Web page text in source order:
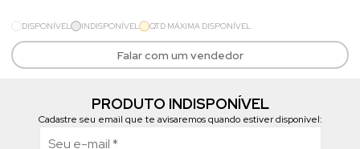
DISPONÍVEL INDISPONÍVEL QTD MÁXIMA DISPONÍVEL
Falar com um vendedor
PRODUTO INDISPONÍVEL
Cadastre seu email que te avisaremos quando estiver disponível: